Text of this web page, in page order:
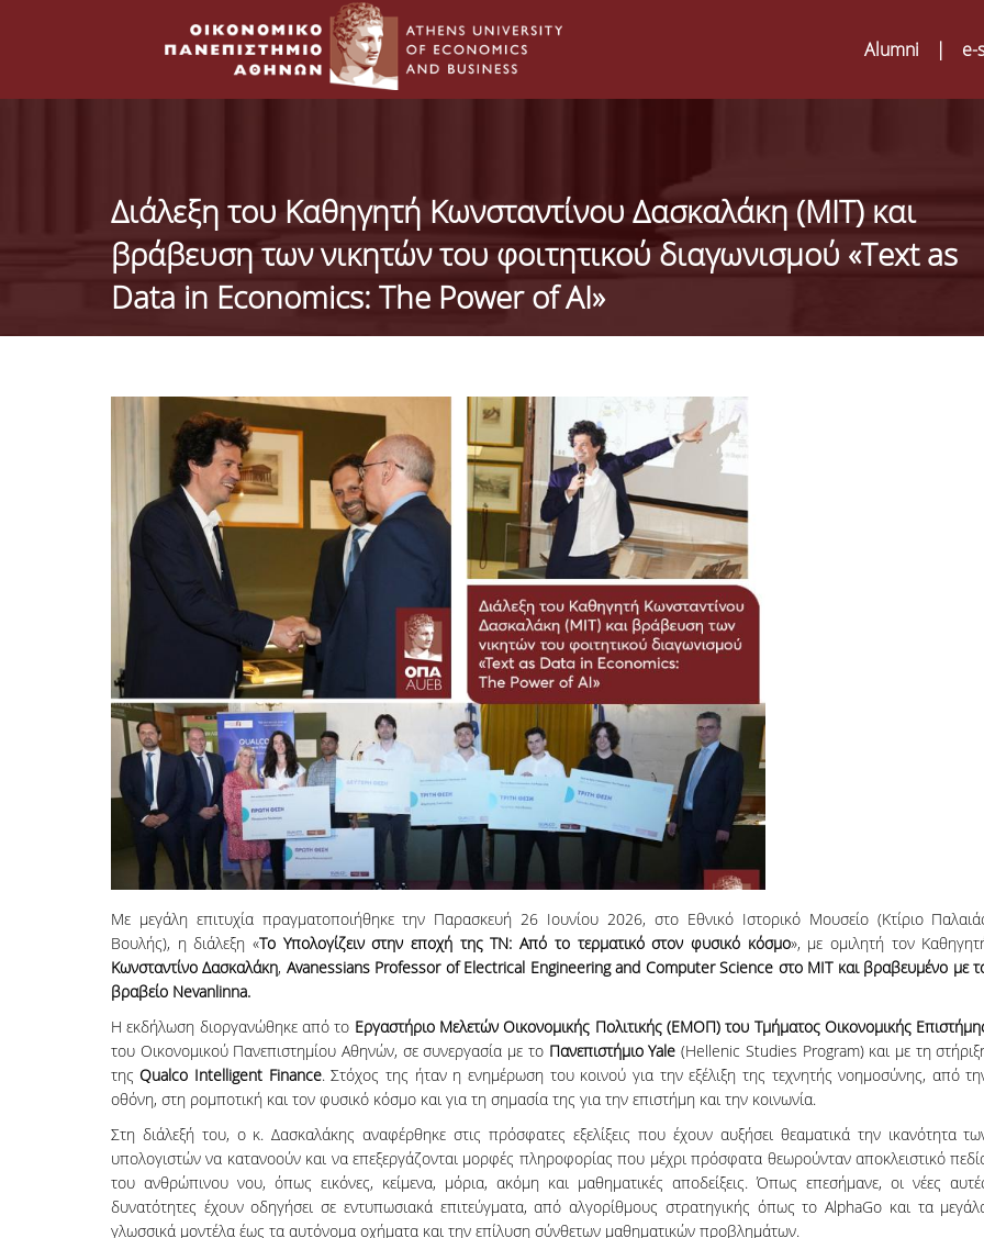
Alumni | e-
Διάλεξη του Καθηγητή Κωνσταντίνου Δασκαλάκη (MIT) και
βράβευση των νικητών του φοιτητικού διαγωνισμού «Text as
Data in Economics: The Power of AI»
Με μεγάλη επιτυχία πραγματοποιήθηκε την Παρασκευή 26 Ιουνίου 2026, στο Εθνικό Ιστορικό Μουσείο (Κτίριο
Βουλής), η διάλεξη «Το Υπολογίζειν στην εποχή της ΤΝ: Από το τερματικό στον φυσικό κόσμο», με ομιλητή τον
Κωνσταντίνο Δασκαλάκη, Avanessians Professor of Electrical Engineering and Computer Science στο MIT και βραβευμένο με
βραβείο Nevanlinna.
Η εκδήλωση διοργανώθηκε από το Εργαστήριο Μελετών Οικονομικής Πολιτικής (ΕΜΟΠ) του Τμήματος Οικονομικής
του Οικονομικού Πανεπιστημίου Αθηνών, σε συνεργασία με το Πανεπιστήμιο Yale (Hellenic Studies Program) και με τη
τηςQualco Intelligent Finance. Στόχος της ήταν η ενημέρωση του κοινού για την εξέλιξη της τεχνητής νοημοσύνης, από
οθόνη, στη ρομποτική και τον φυσικό κόσμο και για τη σημασία της για την επιστήμη και την κοινωνία.
Στη διάλεξή του, ο κ. Δασκαλάκης αναφέρθηκε στις πρόσφατες εξελίξεις που έχουν αυξήσει θεαματικά την ικανότητα
υπολογιστών να κατανοούν και να επεξεργάζονται μορφές πληροφορίας που μέχρι πρόσφατα θεωρούνταν αποκλειστικό
του ανθρώπινου νου, όπως εικόνες, κείμενα, μόρια, ακόμη και μαθηματικές αποδείξεις. Όπως επεσήμανε, οι νέες
δυνατότητες έχουν οδηγήσει σε εντυπωσιακά επιτεύγματα, από αλγορίθμους στρατηγικής όπως το AlphaGo και τα
γλωσσικά μοντέλα έως τα αυτόνομα οχήματα και την επίλυση σύνθετων μαθηματικών προβλημάτων.